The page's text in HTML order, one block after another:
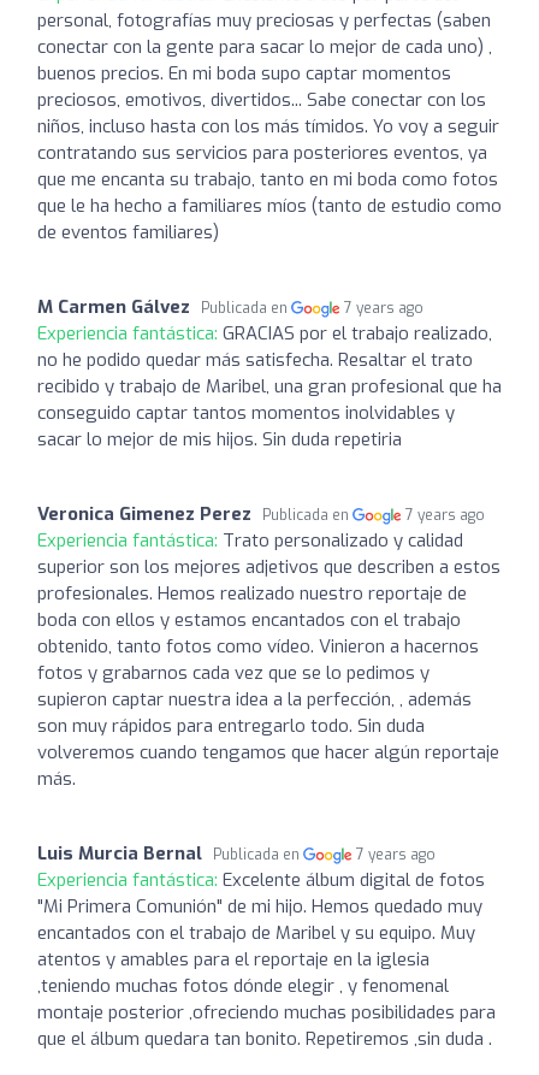
personal, fotografías muy preciosas y perfectas (saben
conectar con la gente para sacar lo mejor de cada uno) ,
buenos precios. En mi boda supo captar momentos
preciosos, emotivos, divertidos... Sabe conectar con los
niños, incluso hasta con los más tímidos. Yo voy a seguir
contratando sus servicios para posteriores eventos, ya
que me encanta su trabajo, tanto en mi boda como fotos
que le ha hecho a familiares míos (tanto de estudio como
de eventos familiares)
M Carmen Gálvez Publicada en 7 years ago
Experiencia fantástica: GRACIAS por el trabajo realizado,
no he podido quedar más satisfecha. Resaltar el trato
recibido y trabajo de Maribel, una gran profesional que ha
conseguido captar tantos momentos inolvidables y
sacar lo mejor de mis hijos. Sin duda repetiria
Veronica Gimenez Perez Publicada en 7 years ago
Experiencia fantástica: Trato personalizado y calidad
superior son los mejores adjetivos que describen a estos
profesionales. Hemos realizado nuestro reportaje de
boda con ellos y estamos encantados con el trabajo
obtenido, tanto fotos como vídeo. Vinieron a hacernos
fotos y grabarnos cada vez que se lo pedimos y
supieron captar nuestra idea a la perfección, , además
son muy rápidos para entregarlo todo. Sin duda
volveremos cuando tengamos que hacer algún reportaje
más.
Luis Murcia Bernal Publicada en 7 years ago
Experiencia fantástica: Excelente álbum digital de fotos
"Mi Primera Comunión" de mi hijo. Hemos quedado muy
encantados con el trabajo de Maribel y su equipo. Muy
atentos y amables para el reportaje en la iglesia
,teniendo muchas fotos dónde elegir , y fenomenal
montaje posterior ,ofreciendo muchas posibilidades para
que el álbum quedara tan bonito. Repetiremos ,sin duda .